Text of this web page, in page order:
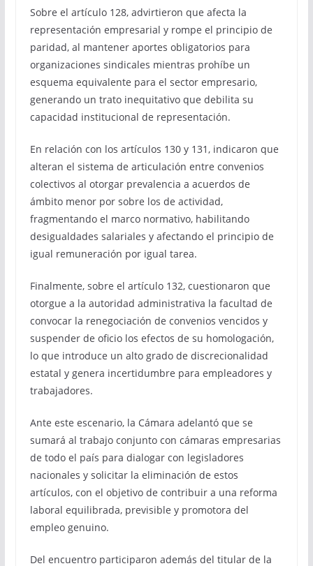
Sobre el artículo 128, advirtieron que afecta la
representación empresarial y rompe el principio de
paridad, al mantener aportes obligatorios para
organizaciones sindicales mientras prohíbe un
esquema equivalente para el sector empresario,
generando un trato inequitativo que debilita su
capacidad institucional de representación.
En relación con los artículos 130 y 131, indicaron que
alteran el sistema de articulación entre convenios
colectivos al otorgar prevalencia a acuerdos de
ámbito menor por sobre los de actividad,
fragmentando el marco normativo, habilitando
desigualdades salariales y afectando el principio de
igual remuneración por igual tarea.
Finalmente, sobre el artículo 132, cuestionaron que
otorgue a la autoridad administrativa la facultad de
convocar la renegociación de convenios vencidos y
suspender de oficio los efectos de su homologación,
lo que introduce un alto grado de discrecionalidad
estatal y genera incertidumbre para empleadores y
trabajadores.
Ante este escenario, la Cámara adelantó que se
sumará al trabajo conjunto con cámaras empresarias
de todo el país para dialogar con legisladores
nacionales y solicitar la eliminación de estos
artículos, con el objetivo de contribuir a una reforma
laboral equilibrada, previsible y promotora del
empleo genuino.
Del encuentro participaron además del titular de la